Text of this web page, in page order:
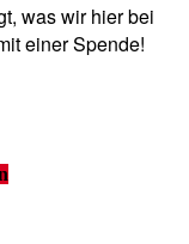
was wir hier bei
einer Spende!